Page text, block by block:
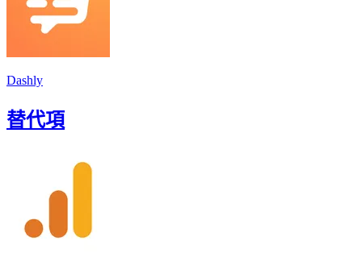
Dashly
替代項